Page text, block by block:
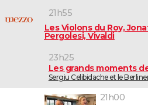
21h55
Les Violons du Roy,
Pergolesi, Vivaldi
23h25
Les grands moments
Sergiu Celibidache et le
21h00